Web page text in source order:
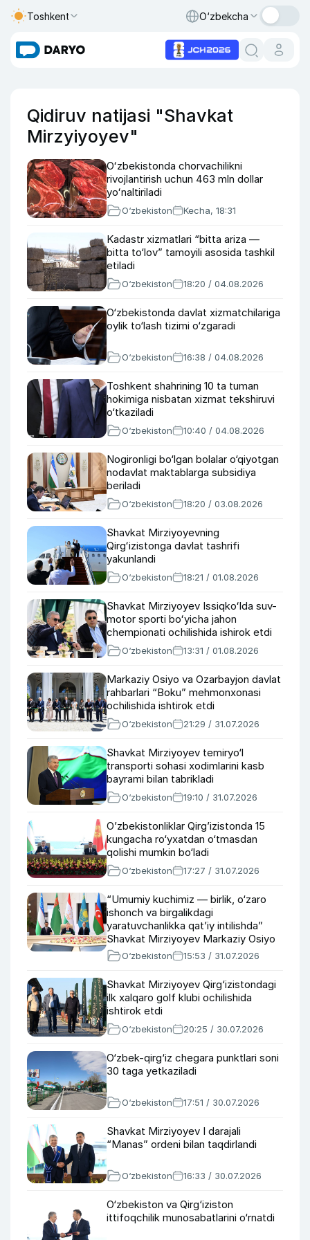
Toshkent O‘zbekcha
Qidiruv natijasi "Shavkat
Mirzyiyoyev"
Oʻzbekistonda chorvachilikni
rivojlantirish uchun 463 mln dollar
yoʻnaltiriladi
O‘zbekiston Kecha, 18:31
Kadastr xizmatlari “bitta ariza —
bitta to‘lov” tamoyili asosida tashkil
etiladi
O‘zbekiston 18:20 / 04.08.2026
O‘zbekistonda davlat xizmatchilariga
oylik to‘lash tizimi o‘zgaradi
O‘zbekiston 16:38 / 04.08.2026
Toshkent shahrining 10 ta tuman
hokimiga nisbatan xizmat tekshiruvi
o‘tkaziladi
O‘zbekiston 10:40 / 04.08.2026
Nogironligi bo‘lgan bolalar o‘qiyotgan
nodavlat maktablarga subsidiya
beriladi
O‘zbekiston 18:20 / 03.08.2026
Shavkat Mirziyoyevning
Qirgʻizistonga davlat tashrifi
yakunlandi
O‘zbekiston 18:21 / 01.08.2026
Shavkat Mirziyoyev Issiqkoʻlda suv-
motor sporti boʻyicha jahon
chempionati ochilishida ishirok etdi
O‘zbekiston 13:31 / 01.08.2026
Markaziy Osiyo va Ozarbayjon davlat
rahbarlari “Boku” mehmonxonasi
ochilishida ishtirok etdi
O‘zbekiston 21:29 / 31.07.2026
Shavkat Mirziyoyev temiryo‘l
transporti sohasi xodimlarini kasb
bayrami bilan tabrikladi
O‘zbekiston 19:10 / 31.07.2026
O’zbekistonliklar Qirg’izistonda 15
kungacha ro‘yxatdan o‘tmasdan
qolishi mumkin bo‘ladi
O‘zbekiston 17:27 / 31.07.2026
“Umumiy kuchimiz — birlik, o‘zaro
ishonch va birgalikdagi
yaratuvchanlikka qatʼiy intilishda”
Shavkat Mirziyoyev Markaziy Osiyo
va Ozarbayjon haqida
O‘zbekiston 15:53 / 31.07.2026
Shavkat Mirziyoyev Qirg‘izistondagi
ilk xalqaro golf klubi ochilishida
ishtirok etdi
O‘zbekiston 20:25 / 30.07.2026
O‘zbek-qirg‘iz chegara punktlari soni
30 taga yetkaziladi
O‘zbekiston 17:51 / 30.07.2026
Shavkat Mirziyoyev I darajali
“Manas” ordeni bilan taqdirlandi
O‘zbekiston 16:33 / 30.07.2026
O‘zbekiston va Qirg‘iziston
ittifoqchilik munosabatlarini o‘rnatdi